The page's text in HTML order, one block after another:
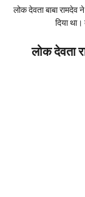
लोक देवता बाबा रामदेव
दिया था।
लोक देवता